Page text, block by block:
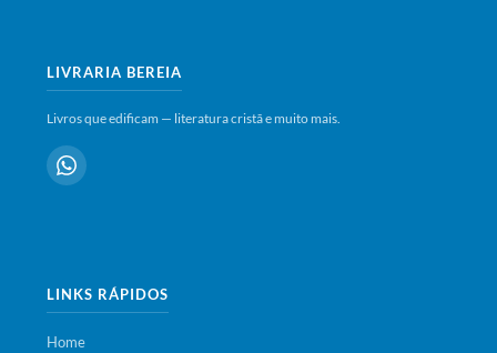
LIVRARIA BEREIA
Livros que edificam — literatura cristã e muito mais.
LINKS RÁPIDOS
Home